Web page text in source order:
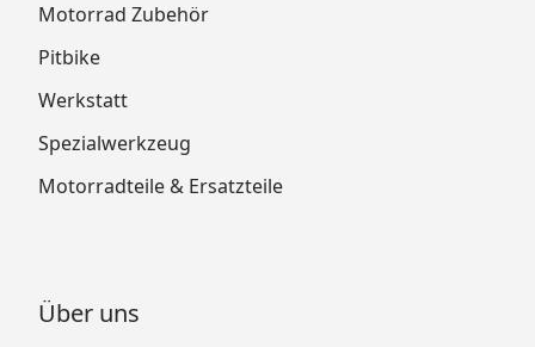
Motorrad Zubehör
Pitbike
Werkstatt
Spezialwerkzeug
Motorradteile & Ersatzteile
Über uns